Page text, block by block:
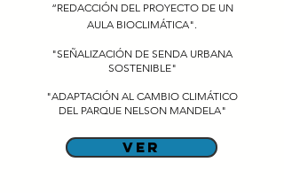
“REDACCIÓN DEL PROYECTO DE UN
AULA BIOCLIMÁTICA".
"SEÑALIZACIÓN DE SENDA URBANA
SOSTENIBLE"
"ADAPTACIÓN AL CAMBIO CLIMÁTICO
DEL PARQUE NELSON MANDELA"
ver